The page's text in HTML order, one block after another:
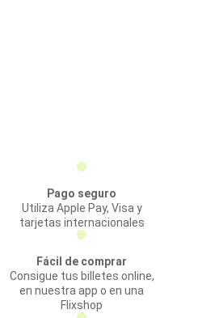
Pago seguro
Utiliza Apple Pay, Visa y
tarjetas internacionales
Fácil de comprar
Consigue tus billetes online,
en nuestra app o en una
Flixshop